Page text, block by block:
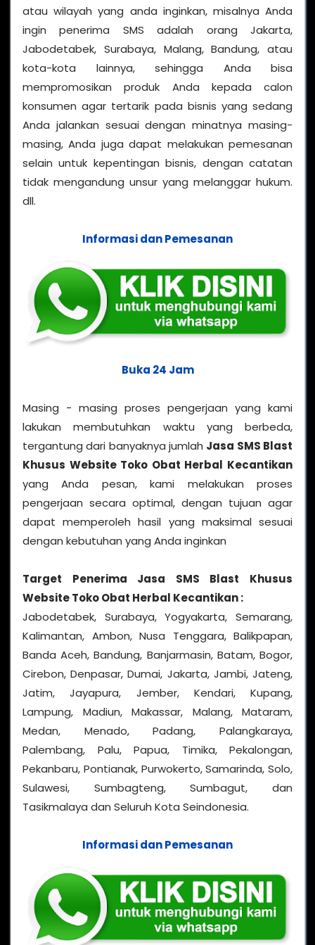
atau wilayah yang anda inginkan, misalnya Anda
ingin penerima SMS adalah orang Jakarta,
Jabodetabek, Surabaya, Malang, Bandung, atau
kota-kota lainnya, sehingga Anda bisa
mempromosikan produk Anda kepada calon
konsumen agar tertarik pada bisnis yang sedang
Anda jalankan sesuai dengan minatnya masing-
masing, Anda juga dapat melakukan pemesanan
selain untuk kepentingan bisnis, dengan catatan
tidak mengandung unsur yang melanggar hukum.
dll.
Informasi dan Pemesanan
Buka 24 Jam
Masing - masing proses pengerjaan yang kami
lakukan membutuhkan waktu yang berbeda,
tergantung dari banyaknya jumlah Jasa SMS Blast
Khusus Website Toko Obat Herbal Kecantikan
yang Anda pesan, kami melakukan proses
pengerjaan secara optimal, dengan tujuan agar
dapat memperoleh hasil yang maksimal sesuai
dengan kebutuhan yang Anda inginkan
Target Penerima Jasa SMS Blast Khusus
Website Toko Obat Herbal Kecantikan:
Jabodetabek, Surabaya, Yogyakarta, Semarang,
Kalimantan, Ambon, Nusa Tenggara, Balikpapan,
Banda Aceh, Bandung, Banjarmasin, Batam, Bogor,
Cirebon, Denpasar, Dumai, Jakarta, Jambi, Jateng,
Jatim, Jayapura, Jember, Kendari, Kupang,
Lampung, Madiun, Makassar, Malang, Mataram,
Medan, Menado, Padang, Palangkaraya,
Palembang, Palu, Papua, Timika, Pekalongan,
Pekanbaru, Pontianak, Purwokerto, Samarinda, Solo,
Sulawesi, Sumbagteng, Sumbagut, dan
Tasikmalaya dan Seluruh Kota Seindonesia.
Informasi dan Pemesanan